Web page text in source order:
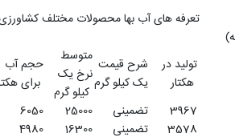
فرم شماره 2 تعرفه های آب بها محصولات مختلف کشاورزی در سال 1399 شبکه های نیمه
بهای یک
متر مکعب
آب
آب بهای یک
هکتار
شبکه
مدرن
(درصد)
حجم آب
328 1983500 6050
234
1166428 4980